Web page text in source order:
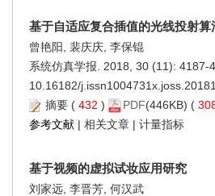
基于自适应复合插值的光线投射算
曾艳阳, 裴庆庆, 李保锟
系统仿真学报. 2018, 30 (11): 4187-
10.16182/
摘要 ( 432 ) PDF(446KB) (
参考文献 | 相关文章 | 计量指标
基于视频的虚拟试妆应用研究
刘家远, 李晋芳, 何汉武